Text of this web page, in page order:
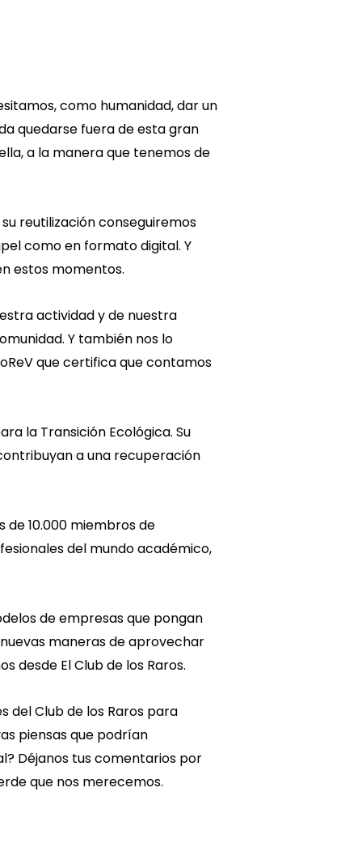
como humanidad, dar un
quedarse fuera de esta gran
a la manera que tenemos de
reutilización conseguiremos
como en formato digital. Y
estos momentos.
actividad y de nuestra
Y también nos lo
que certifica que contamos
la Transición Ecológica. Su
a una recuperación
10.000 miembros de
del mundo académico,
de empresas que pongan
maneras de aprovechar
desde El Club de los Raros.
del Club de los Raros para
piensas que podrían
Déjanos tus comentarios por
que nos merecemos.